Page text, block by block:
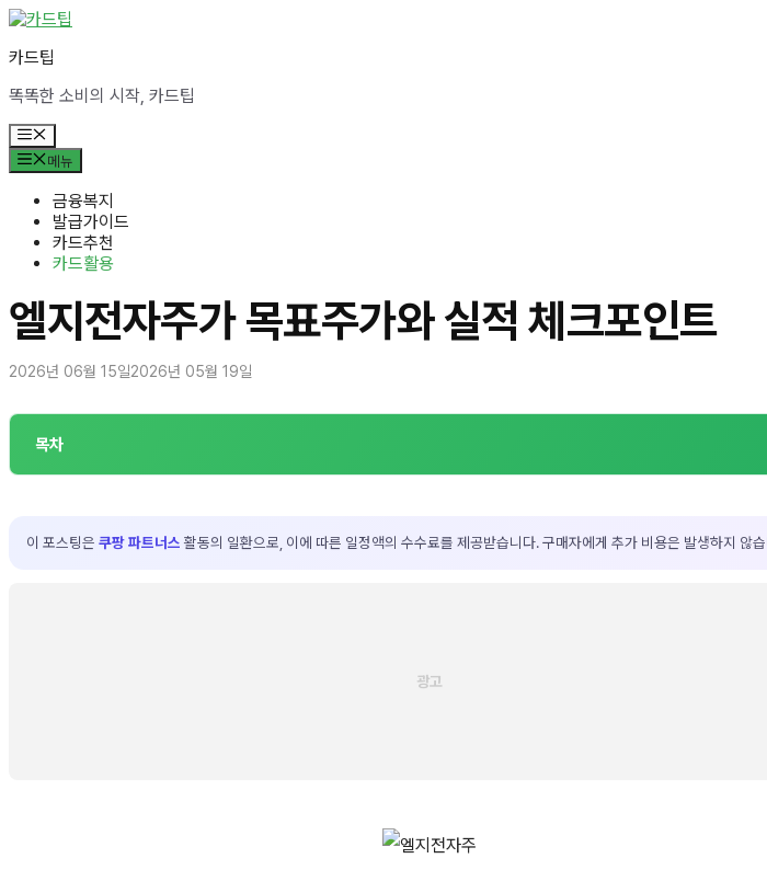
컨
츠
건
너
뛰
기
카드팁
똑똑한 소비의 시작, 카드팁
메
뉴
메뉴
금융복지
발급가이드
카드추천
카드활용
엘지전자주가 목표주가와 실적 체크포인트
2026년 06월 15일2026년 05월 19일
목차
이 포스팅은 쿠팡 파트너스 활동의 일환으로, 이에 따른 일정액의 수수료를 제공받습니다. 구매자에게 추가 비용은 발생하지 않